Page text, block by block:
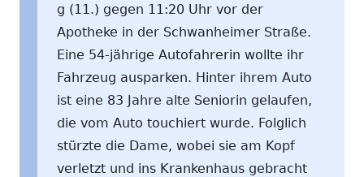
g (11.) gegen 11:20 Uhr vor der
Apotheke in der Schwanheimer Straße.
Eine 54-jährige Autofahrerin wollte ihr
Fahrzeug ausparken. Hinter ihrem Auto
ist eine 83 Jahre alte Seniorin gelaufen,
die vom Auto touchiert wurde. Folglich
stürzte die Dame, wobei sie am Kopf
verletzt und ins Krankenhaus gebracht